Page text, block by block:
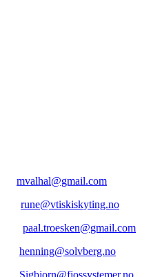
mvalhal@gmail.com
rune@vtiskiskyting.no
paal.troesken@gmail.com
henning@solvberg.no
Sigbjorn@fjossystemer.no